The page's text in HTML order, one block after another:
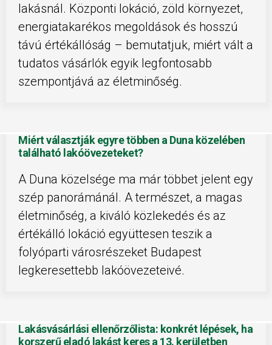
lakásnál. Központi lokáció, zöld környezet,
energiatakarékos megoldások és hosszú
távú értékállóság – bemutatjuk, miért vált a
tudatos vásárlók egyik legfontosabb
szempontjává az életminőség.
Miért választják egyre többen a Duna közelében
található lakóövezeteket?
A Duna közelsége ma már többet jelent egy
szép panorámánál. A természet, a magas
életminőség, a kiváló közlekedés és az
értékálló lokáció együttesen teszik a
folyóparti városrészeket Budapest
legkeresettebb lakóövezeteivé.
Lakásvásárlási ellenőrzőlista: konkrét lépések, ha
korszerű eladó lakást keres a 13. kerületben